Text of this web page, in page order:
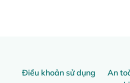
Điều khoản sử dụng An